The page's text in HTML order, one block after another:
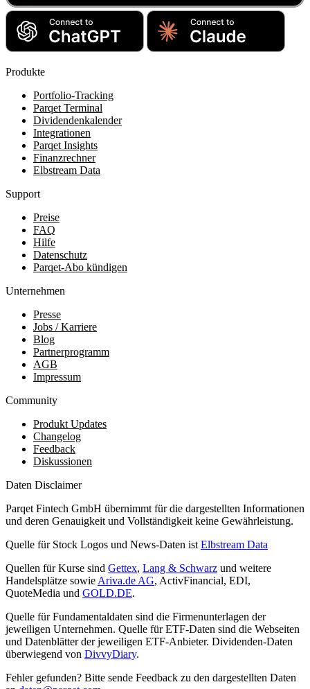
Produkte
Portfolio-Tracking
Parqet Terminal
Dividendenkalender
Integrationen
Parqet Insights
Finanzrechner
Elbstream Data
Support
Preise
FAQ
Hilfe
Datenschutz
Parqet-Abo kündigen
Unternehmen
Presse
Jobs / Karriere
Blog
Partnerprogramm
AGB
Impressum
Community
Produkt Updates
Changelog
Feedback
Diskussionen
Daten Disclaimer
Parqet Fintech GmbH übernimmt für die dargestellten Informationen
und deren Genauigkeit und Vollständigkeit keine Gewährleistung.
Quelle für Stock Logos und News-Daten ist Elbstream Data
Quellen für Kurse sind Gettex, Lang & Schwarz und weitere
Handelsplätze sowie Ariva.de AG, ActivFinancial, EDI,
QuoteMedia und GOLD.DE.
Quelle für Fundamentaldaten sind die Firmenunterlagen der
jeweiligen Unternehmen. Quelle für ETF-Daten sind die Webseiten
und Datenblätter der jeweiligen ETF-Anbieter. Dividenden-Daten
überwiegend von DivvyDiary.
Fehler gefunden? Bitte sende Feedback zu den dargestellten Daten